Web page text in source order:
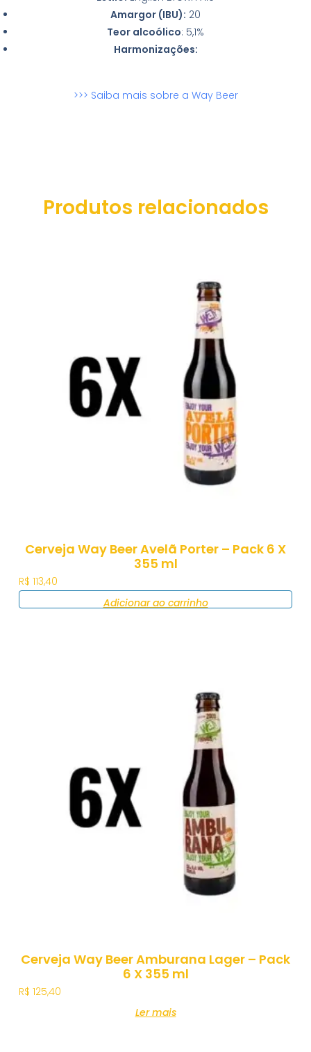
Amargor (IBU): 20
Teor alcoólico: 5,1%
Harmonizações:
>>> Saiba mais sobre a Way Beer
Produtos relacionados
Cerveja Way Beer Avelã Porter – Pack 6 X
355 ml
R$ 113,40
Adicionar ao carrinho
Cerveja Way Beer Amburana Lager – Pack
6 X 355 ml
R$ 125,40
Ler mais